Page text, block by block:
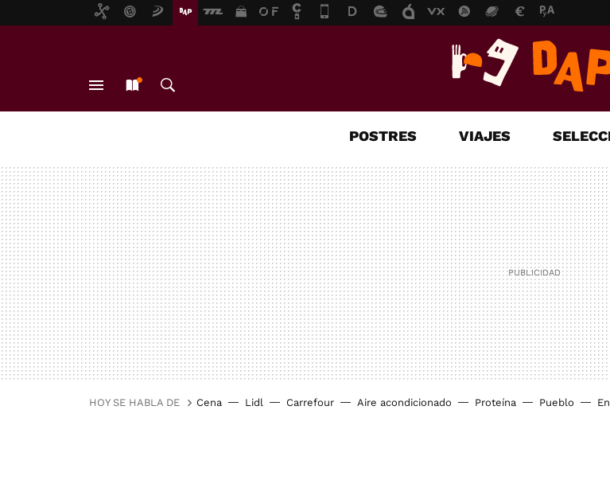
POSTRES VIAJES
HOY SE HABLA DE Cena Lidl Carrefour Aire acondicionado Proteína Pueblo